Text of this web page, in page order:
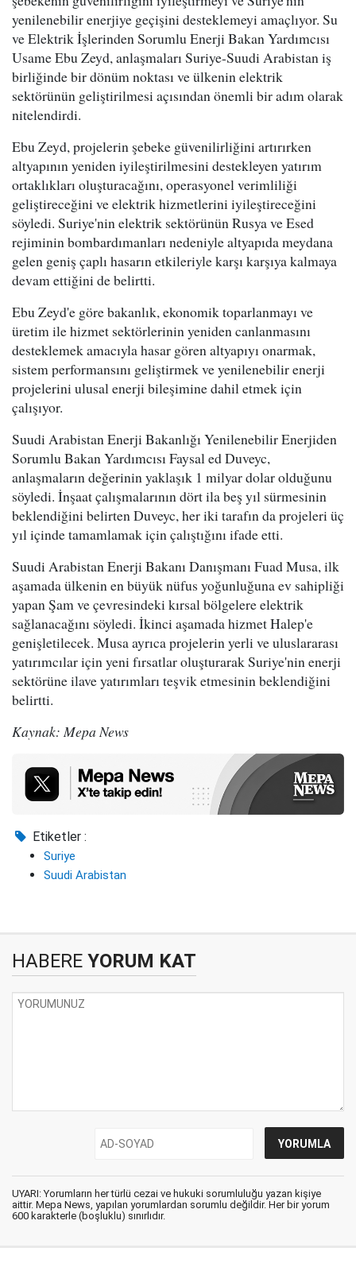
yenilenebilir enerjiye geçişini desteklemeyi amaçlıyor. Su
ve Elektrik İşlerinden Sorumlu Enerji Bakan Yardımcısı
Usame Ebu Zeyd, anlaşmaları Suriye-Suudi Arabistan iş
birliğinde bir dönüm noktası ve ülkenin elektrik
sektörünün geliştirilmesi açısından önemli bir adım olarak
nitelendirdi.
Ebu Zeyd, projelerin şebeke güvenilirliğini artırırken
altyapının yeniden iyileştirilmesini destekleyen yatırım
ortaklıkları oluşturacağını, operasyonel verimliliği
geliştireceğini ve elektrik hizmetlerini iyileştireceğini
söyledi. Suriye'nin elektrik sektörünün Rusya ve Esed
rejiminin bombardımanları nedeniyle altyapıda meydana
gelen geniş çaplı hasarın etkileriyle karşı karşıya kalmaya
devam ettiğini de belirtti.
Ebu Zeyd'e göre bakanlık, ekonomik toparlanmayı ve
üretim ile hizmet sektörlerinin yeniden canlanmasını
desteklemek amacıyla hasar gören altyapıyı onarmak,
sistem performansını geliştirmek ve yenilenebilir enerji
projelerini ulusal enerji bileşimine dahil etmek için
çalışıyor.
Suudi Arabistan Enerji Bakanlığı Yenilenebilir Enerjiden
Sorumlu Bakan Yardımcısı Faysal ed Duveyc,
anlaşmaların değerinin yaklaşık 1 milyar dolar olduğunu
söyledi. İnşaat çalışmalarının dört ila beş yıl sürmesinin
beklendiğini belirten Duveyc, her iki tarafın da projeleri üç
yıl içinde tamamlamak için çalıştığını ifade etti.
Suudi Arabistan Enerji Bakanı Danışmanı Fuad Musa, ilk
aşamada ülkenin en büyük nüfus yoğunluğuna ev sahipliği
yapan Şam ve çevresindeki kırsal bölgelere elektrik
sağlanacağını söyledi. İkinci aşamada hizmet Halep'e
genişletilecek. Musa ayrıca projelerin yerli ve uluslararası
yatırımcılar için yeni fırsatlar oluşturarak Suriye'nin enerji
sektörüne ilave yatırımları teşvik etmesinin beklendiğini
belirtti.
Kaynak: Mepa News
Etiketler :
Suriye
Suudi Arabistan
HABERE YORUM KAT
UYARI: Yorumların her türlü cezai ve hukuki sorumluluğu yazan kişiye
aittir. Mepa News, yapılan yorumlardan sorumlu değildir. Her bir yorum
600 karakterle (boşluklu) sınırlıdır.